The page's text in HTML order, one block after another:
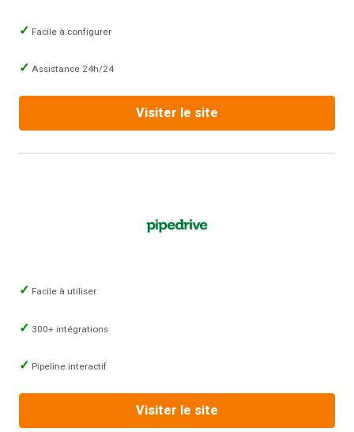
Facile à configurer
Assistance 24h/24
Visiter le site
Facile à utiliser
300+ intégrations
Pipeline interactif
Visiter le site